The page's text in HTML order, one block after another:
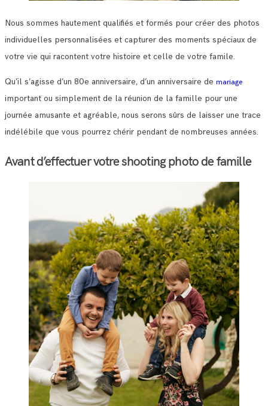
Nous sommes hautement qualifiés et formés pour créer des photos
individuelles personnalisées et capturer des moments spéciaux de
votre vie qui racontent votre histoire et celle de votre famile.
Qu’il s’agisse d’un 80e anniversaire, d’un anniversaire de mariage
important ou simplement de la réunion de la famille pour une
journée amusante et agréable, nous serons sûrs de laisser une trace
indélébile que vous pourrez chérir pendant de nombreuses années.
Avant d’effectuer votre shooting photo de famille